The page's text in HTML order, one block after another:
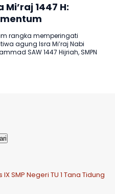
bagian..
Mi’raj 1447 H:
Akhlak dan
Shalat
rangka memperingati
agung Isra Mi’raj Nabi
SAW 1447 Hijriah, SMPN
SMP Negeri TU 1 Tana Tidung